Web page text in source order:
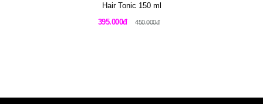
Hair Tonic 150 ml
395.000đ
450.000đ